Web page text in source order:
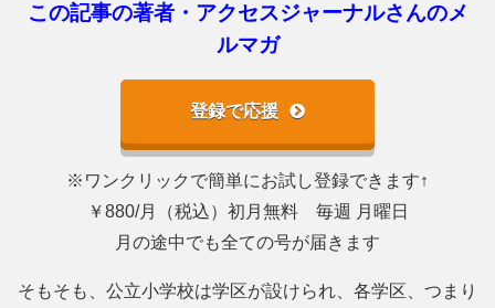
この記事の著者・アクセスジャーナルさんのメ
ルマガ
登録で応援
※ワンクリックで簡単にお試し登録できます↑
￥880/月（税込）初月無料 毎週 月曜日
月の途中でも全ての号が届きます
そもそも、公立小学校は学区が設けられ、各学区、つまり